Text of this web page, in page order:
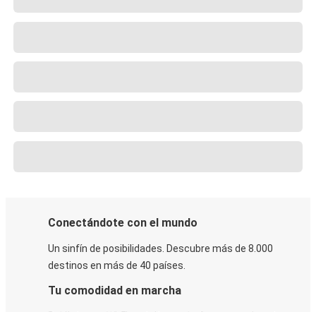
Conectándote con el mundo
Un sinfín de posibilidades. Descubre más de 8.000
destinos en más de 40 países.
Tu comodidad en marcha